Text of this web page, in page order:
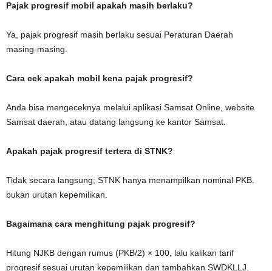
Pajak progresif mobil apakah masih berlaku?
Ya, pajak progresif masih berlaku sesuai Peraturan Daerah
masing-masing.
Cara cek apakah mobil kena pajak progresif?
Anda bisa mengeceknya melalui aplikasi Samsat Online, website
Samsat daerah, atau datang langsung ke kantor Samsat.
Apakah pajak progresif tertera di STNK?
Tidak secara langsung; STNK hanya menampilkan nominal PKB,
bukan urutan kepemilikan.
Bagaimana cara menghitung pajak progresif?
Hitung NJKB dengan rumus (PKB/2) × 100, lalu kalikan tarif
progresif sesuai urutan kepemilikan dan tambahkan SWDKLLJ.